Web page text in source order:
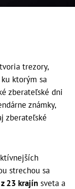
trezory,
ktorým sa
zberateľské dni
známky,
zberateľské
strechou sa
23 krajín sveta a